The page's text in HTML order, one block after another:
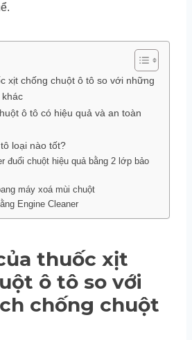
xịt chống chuột ô tô so với những
ô tô có hiệu quả và an toàn
loại nào tốt?
đuổi chuột hiệu quả bằng 2 lớp bảo
máy xoá mùi chuột
Engine Cleaner
thuốc xịt
ô tô so với
chống chuột